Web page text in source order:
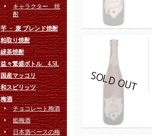
キャラクター 焼
酎
芋 ・ 麦 ブレンド焼酎
粕取り焼酎
緑茶焼酎
益々繁盛ボトル 4.5L
国産マッコリ
和スピリッツ
梅酒
チョコレート梅酒
姫梅酒
日本酒ベースの梅